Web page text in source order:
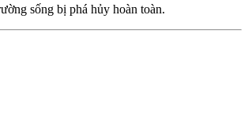
sống bị phá hủy hoàn toàn.